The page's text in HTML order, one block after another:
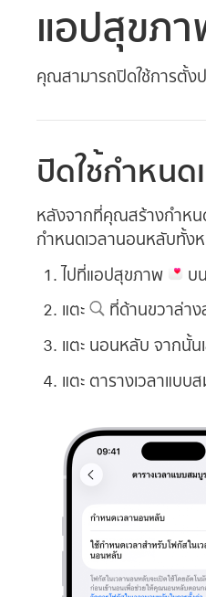
แอปสุขภา
คุณสามารถปิดใช้การตั้ง
ปิดใช้กำหน
หลังจากที่คุณสร้างกำหน
กำหนดเวลานอนหลับทั้ง
ไปที่แอปสุขภาพ บ
แตะ ที่ด้านขวาล่า
แตะ นอนหลับ จากนั้น
แตะ ตารางเวลาแบ